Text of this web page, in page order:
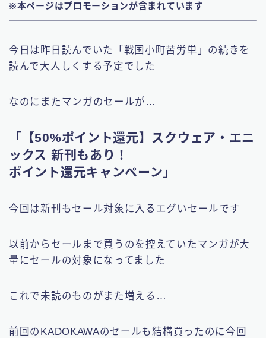
※本ページはプロモーションが含まれています
今日は昨日読んでいた「戦国小町苦労単」の続きを
読んで大人しくする予定でした
なのにまたマンガのセールが…
「【50%ポイント還元】スクウェア・エニ
ックス 新刊もあり！
ポイント還元キャンペーン」
今回は新刊もセール対象に入るエグいセールです
以前からセールまで買うのを控えていたマンガが大
量にセールの対象になってました
これで未読のものがまた増える…
前回のKADOKAWAのセールも結構買ったのに今回